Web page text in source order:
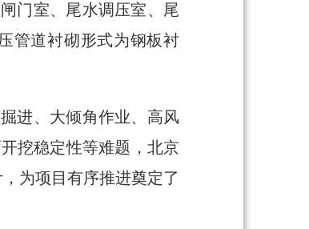
门室、尾水调压室、尾
管道衬砌形式为钢板衬
进、大倾角作业、高风
挖稳定性等难题，北京
为项目有序推进奠定了